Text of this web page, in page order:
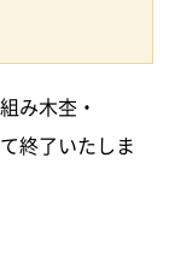
み木杢・
終了いたしま